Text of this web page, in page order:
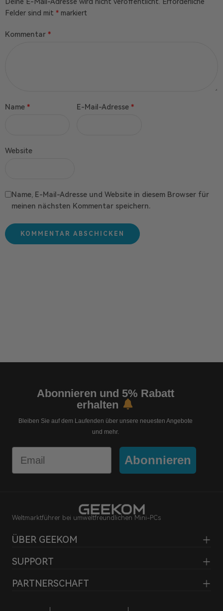
Felder sind mit * markiert
Kommentar *
Name * E-Mail-Adresse *
Website
Name, E-Mail-Adresse und Website in diesem Browser für
meinen nächsten Kommentar speichern.
Abonnieren und 5% Rabatt
erhalten
Bleiben Sie auf dem Laufenden über unsere neuesten Angebote
und mehr.
Abonnieren
Weltmarktführer bei umweltfreundlichen Mini-PCs
ÜBER GEEKOM
SUPPORT
PARTNERSCHAFT